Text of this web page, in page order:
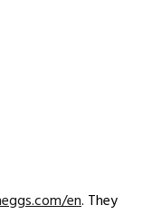
en. They